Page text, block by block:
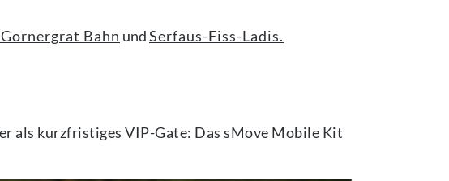
Bahn undSerfaus-Fiss-Ladis.
als kurzfristiges VIP-Gate: Das sMove Mobile Kit